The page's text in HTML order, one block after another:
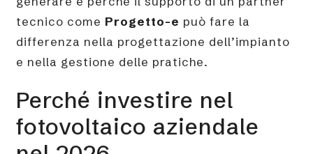
tecnico come Progetto-e può fare la
differenza nella progettazione dell’impianto
e nella gestione delle pratiche.
Perché investire nel
fotovoltaico aziendale